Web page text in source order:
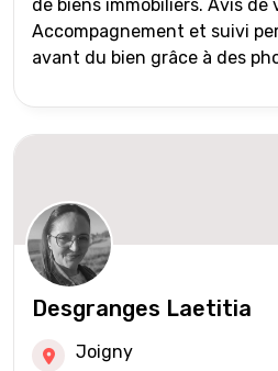
de biens immobiliers. Avis de valeur offert
Accompagnement et suivi
avant du bien grâce à des
international) Validation du
acquéreurs auprès de
réseau Iad France et Iad
Desgranges Laetitia
Joigny